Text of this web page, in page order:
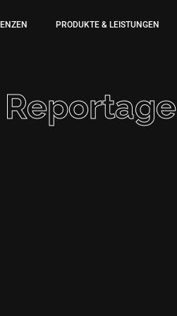
PRODUKTE & LEISTUNGEN
Reportage